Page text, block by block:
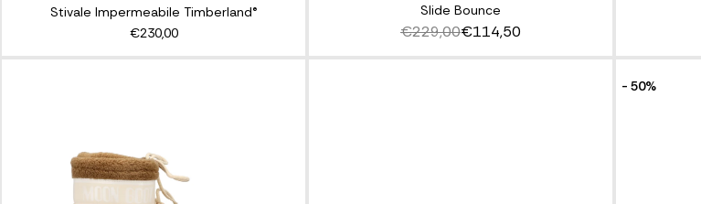
Stivale Impermeabile Timberland®
€230,00
Slide Bounce
€229,00€114,50
- 50%